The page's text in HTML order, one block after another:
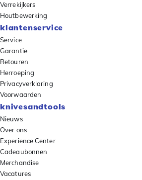
Verrekijkers
Houtbewerking
klantenservice
Service
Garantie
Retouren
Herroeping
Privacyverklaring
Voorwaarden
knivesandtools
Nieuws
Over ons
Experience Center
Cadeaubonnen
Merchandise
Vacatures